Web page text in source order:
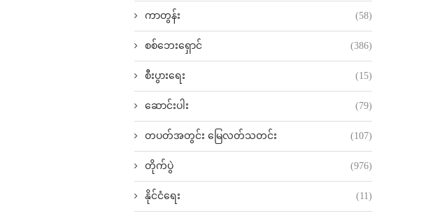
ကာတွန်း (58)
စစ်ဘေးရှောင် (386)
စီးပွားရေး (15)
ဆောင်းပါး (79)
တပတ်အတွင်း မြေလတ်သတင်း (107)
တိုက်ပွဲ (976)
နိုင်ငံရေး (11)